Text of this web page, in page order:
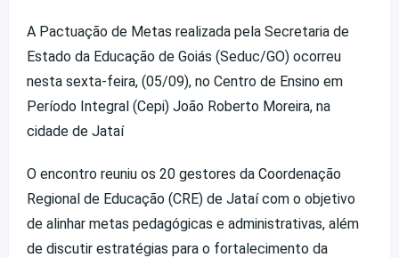
A Pactuação de Metas realizada pela Secretaria de
Estado da Educação de Goiás (Seduc/GO) ocorreu
nesta sexta-feira, (05/09), no Centro de Ensino em
Período Integral (Cepi) João Roberto Moreira, na
cidade de Jataí
O encontro reuniu os 20 gestores da Coordenação
Regional de Educação (CRE) de Jataí com o objetivo
de alinhar metas pedagógicas e administrativas, além
de discutir estratégias para o fortalecimento da